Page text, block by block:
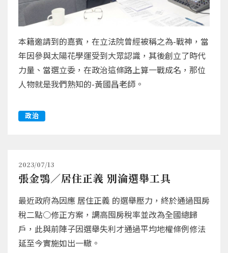
本籍邀請到的嘉賓，在立法院曾經被稱之為-戰神，當
年因參與太陽花學運受到大眾認識，其後創立了時代
力量、當選立委，在政治這條路上算一戰成名，那位
人物就是我們熟知的-黃國昌老師。
政治
2023/07/13
張金鶚／居住正義 別淪選舉工具
最近政府為因應 居住正義 的選舉壓力，終於通過囤房
稅二點○修正方案，調高囤房稅率並改為全國總歸
戶，此與前陣子因選舉失利才通過平均地權條例修法
延至今實施如出一轍。